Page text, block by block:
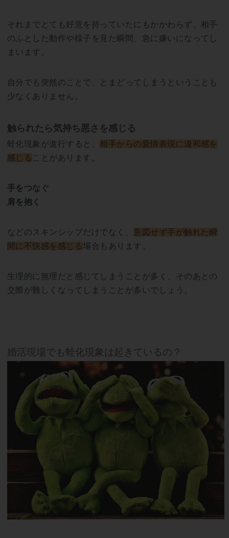
それまでとても好意を持っていたにもかかわらず、相手
のふとした動作や様子を見た瞬間、急に嫌いになってし
まいます。
自分でも突然のことで、とまどってしまうということも
少なくありません。
触られたら気持ち悪さを感じる
蛙化現象が進行すると、 相手からの愛情表現に違和感を
感じる ことがあります。
手をつなぐ
肩を抱く
などのスキンシップだけでなく、 意図せず手が触れた瞬
間に不快感を感じる場合もあります。
生理的に無理だと感じてしまうことが多く、そのあとの
交際が難しくなってしまうことが多いでしょう。
婚活現場でも蛙化現象は起きているの？